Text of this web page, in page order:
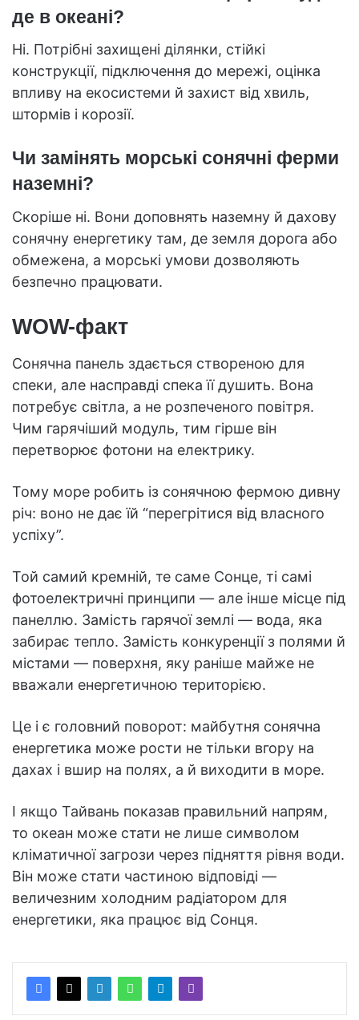
де в океані?
Ні. Потрібні захищені ділянки, стійкі
конструкції, підключення до мережі, оцінка
впливу на екосистеми й захист від хвиль,
штормів і корозії.
Чи замінять морські сонячні ферми
наземні?
Скоріше ні. Вони доповнять наземну й дахову
сонячну енергетику там, де земля дорога або
обмежена, а морські умови дозволяють
безпечно працювати.
WOW-факт
Сонячна панель здається створеною для
спеки, але насправді спека її душить. Вона
потребує світла, а не розпеченого повітря.
Чим гарячіший модуль, тим гірше він
перетворює фотони на електрику.
Тому море робить із сонячною фермою дивну
річ: воно не дає їй “перегрітися від власного
успіху”.
Той самий кремній, те саме Сонце, ті самі
фотоелектричні принципи — але інше місце під
панеллю. Замість гарячої землі — вода, яка
забирає тепло. Замість конкуренції з полями й
містами — поверхня, яку раніше майже не
вважали енергетичною територією.
Це і є головний поворот: майбутня сонячна
енергетика може рости не тільки вгору на
дахах і вшир на полях, а й виходити в море.
І якщо Тайвань показав правильний напрям,
то океан може стати не лише символом
кліматичної загрози через підняття рівня води.
Він може стати частиною відповіді —
величезним холодним радіатором для
енергетики, яка працює від Сонця.